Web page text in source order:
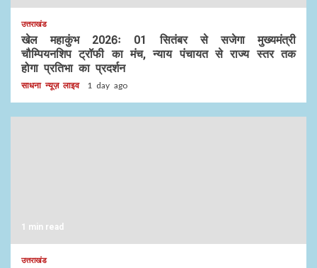
उत्तराखंड
खेल महाकुंभ 2026ः 01 सितंबर से सजेगा मुख्यमंत्री
चौम्पियनशिप ट्रॉफी का मंच, न्याय पंचायत से राज्य स्तर तक
होगा प्रतिभा का प्रदर्शन
साधना न्यूज़ लाइव 1 day ago
1 min read
उत्तराखंड